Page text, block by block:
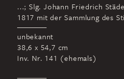
...; Slg. Johann Friedrich
1817 mit der Sammlung des
unbekannt
38,6 x 54,7 cm
Inv. Nr. 141 (ehemals)